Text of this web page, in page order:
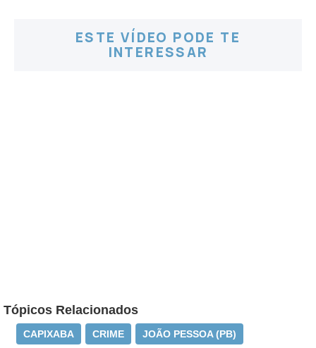
ESTE VÍDEO PODE TE
INTERESSAR
Tópicos Relacionados
CAPIXABA CRIME JOÃO PESSOA (PB)